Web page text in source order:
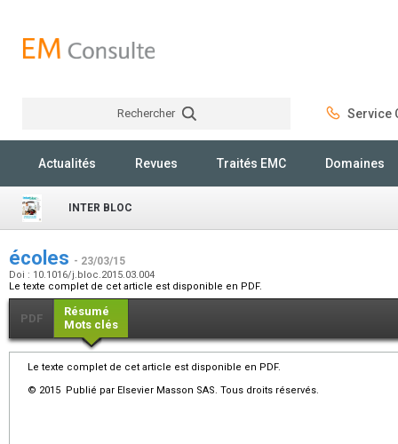
Rechercher Service
Actualités Revues Traités EMC Domaines
INTER BLOC
écoles - 23/03/15
Doi : 10.1016/j.bloc.2015.03.004
Le texte complet de cet article est disponible en PDF.
PDF
Résumé
Mots clés
Le texte complet de cet article est disponible en PDF.
© 2015 Publié par Elsevier Masson SAS. Tous droits réservés.